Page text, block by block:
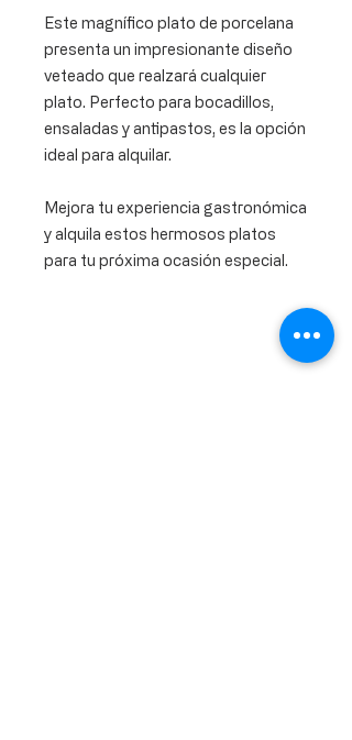
Este magnífico plato de porcelana
presenta un impresionante diseño
veteado que realzará cualquier
plato. Perfecto para bocadillos,
ensaladas y antipastos, es la opción
ideal para alquilar.
Mejora tu experiencia gastronómica
y alquila estos hermosos platos
para tu próxima ocasión especial.